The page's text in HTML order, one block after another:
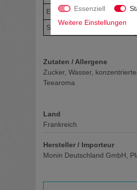
Eiweiß
Salz
Zutaten / Allergene
Zucker, Wasser,
Teearoma
Land
Frankreich
Hersteller / Importeur
Monin Deutschland GmbH,
Essenziell
Weitere Einstellungen